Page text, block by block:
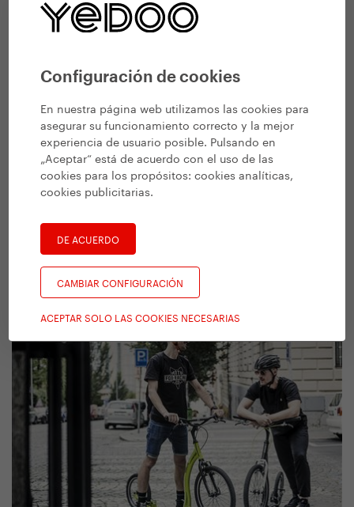
Configuración de cookies
En nuestra página web utilizamos las cookies para
asegurar su funcionamiento correcto y la mejor
experiencia de usuario posible. Pulsando en
„Aceptar“ está de acuerdo con el uso de las
cookies para los propósitos:cookies analíticas,
cookies publicitarias.
DE ACUERDO
CAMBIAR CONFIGURACIÓN
ACEPTAR SOLO LAS COOKIES NECESARIAS
Jak vybrat koloběžku pro dospělé
Sugerencias y consejos
Jak vybrat koloběžku pro děti